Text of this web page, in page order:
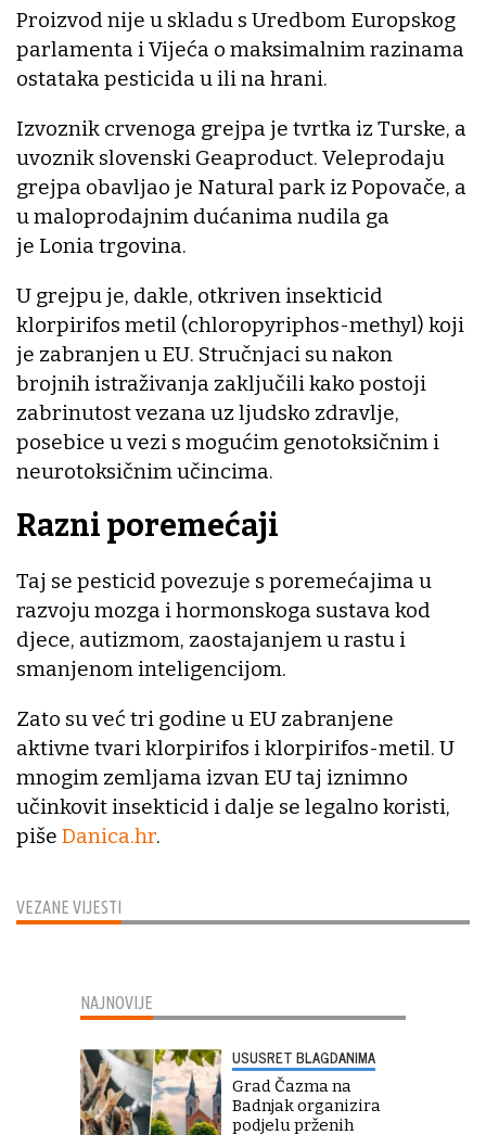
VEZANE VIJESTI
Proizvod nije u skladu s Uredbom Europskog
parlamenta i Vijeća o maksimalnim razinama
ostataka pesticida u ili na hrani.
Izvoznik crvenoga grejpa je tvrtka iz Turske, a
uvoznik slovenski Geaproduct. Veleprodaju
grejpa obavljao je Natural park iz Popovače, a
u maloprodajnim dućanima nudila ga
je Lonia trgovina.
U grejpu je, dakle, otkriven insekticid
klorpirifos metil (chloropyriphos-methyl) koji
je zabranjen u EU. Stručnjaci su nakon
brojnih istraživanja zaključili kako postoji
zabrinutost vezana uz ljudsko zdravlje,
posebice u vezi s mogućim genotoksičnim i
neurotoksičnim učincima.
Razni poremećaji
Taj se pesticid povezuje s poremećajima u
razvoju mozga i hormonskoga sustava kod
djece, autizmom, zaostajanjem u rastu i
smanjenom inteligencijom.
Zato su već tri godine u EU zabranjene
aktivne tvari klorpirifos i klorpirifos-metil. U
mnogim zemljama izvan EU taj iznimno
učinkovit insekticid i dalje se legalno koristi,
piše Danica.hr.
NAJNOVIJE
USUSRET BLAGDANIMA
Grad Čazma na
Badnjak organizira
podjelu prženih